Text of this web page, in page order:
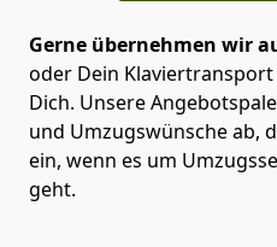
Gerne übernehmen wir
oder Dein
Dich. Unsere
und Umzugswünsche ab,
ein, wenn es um
geht.